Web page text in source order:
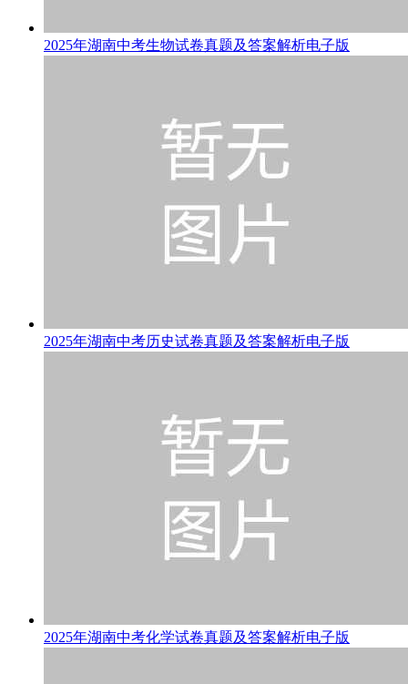
2025年湖南中考生物试卷真题及答案解析电子版
2025年湖南中考历史试卷真题及答案解析电子版
2025年湖南中考化学试卷真题及答案解析电子版